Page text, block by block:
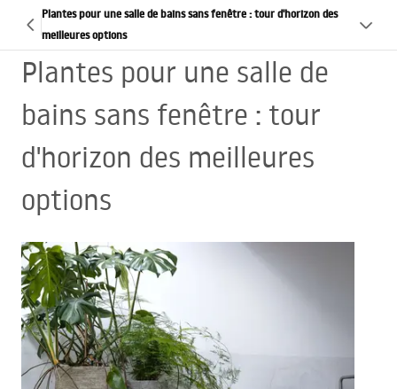
Plantes pour une salle de bains sans fenêtre : tour d'horizon des
meilleures options
Plantes pour une salle de
bains sans fenêtre : tour
d'horizon des meilleures
options